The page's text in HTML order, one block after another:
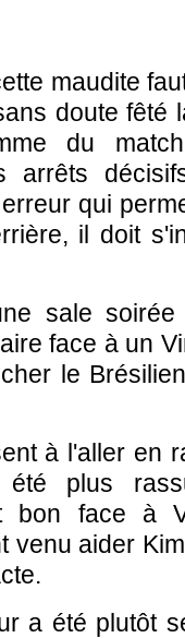
maudite
doute fêté
du
arrêts
qui
il doit
sale
face à un
le
à l'aller en
plus
bon face à
venu aider
a été plutôt